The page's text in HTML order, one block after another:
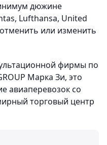
дюжине
Lufthansa, United
или изменить
фирмы по
Марка Зи, это
авиаперевозок со
торговый центр